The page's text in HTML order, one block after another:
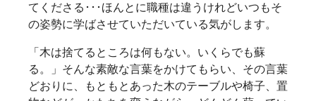
てくださる･･･ほんとに職種は違うけれどいつもそ
の姿勢に学ばさせていただいている気がします。
「木は捨てるところは何もない。いくらでも蘇
る。」そんな素敵な言葉をかけてもらい、その言葉
どおりに、もともとあった木のテーブルや椅子、置